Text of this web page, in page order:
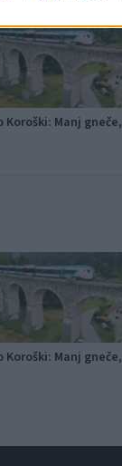
Koroški: Manj gneče,
Koroški: Manj gneče,